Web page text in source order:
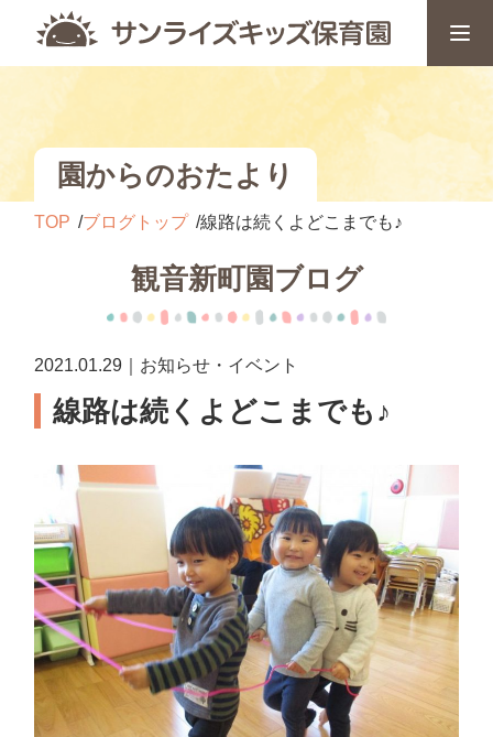
園からのおたより
TOP ブログトップ 線路は続くよどこまでも♪
観音新町園ブログ
2021.01.29｜お知らせ・イベント
線路は続くよどこまでも♪